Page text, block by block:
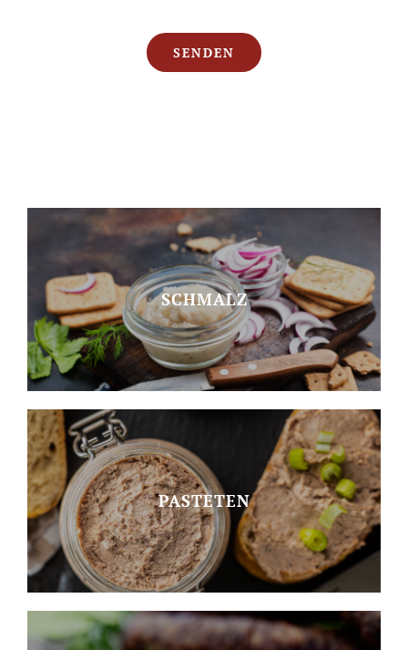
SENDEN
SCHMALZ
PASTETEN